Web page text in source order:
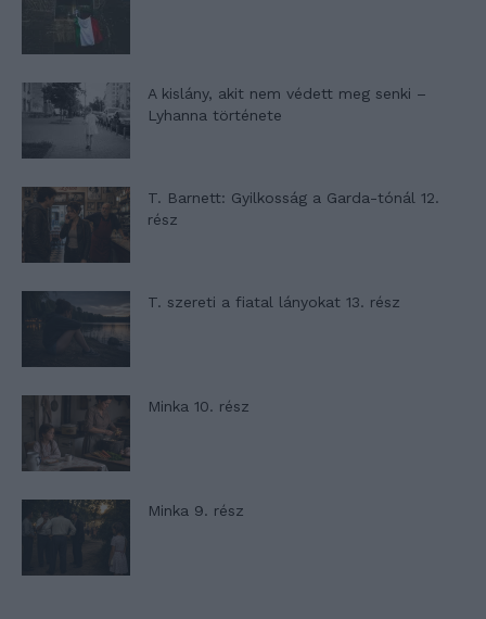
A kislány, akit nem védett meg senki –
Lyhanna története
T. Barnett: Gyilkosság a Garda-tónál 12.
rész
T. szereti a fiatal lányokat 13. rész
Minka 10. rész
Minka 9. rész